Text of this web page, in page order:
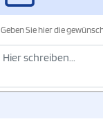
Geben Sie hier die